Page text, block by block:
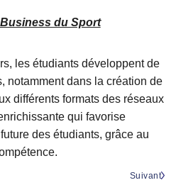
du Sport
les étudiants développent de
notamment dans la création de
différents formats des réseaux
qui favorise
des étudiants, grâce au
Suivant